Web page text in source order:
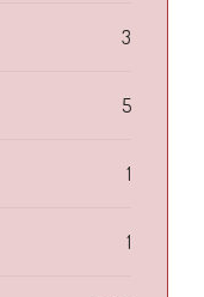
3
5
1
1